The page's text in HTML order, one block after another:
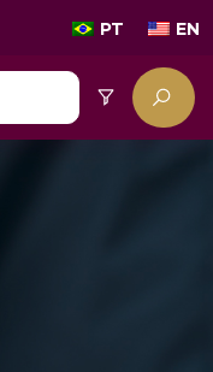
PT EN